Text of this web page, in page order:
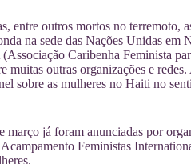
entre outros mortos no terremoto,
na sede das Nações Unidas
Caribenha Feminista
muitas outras organizações e
sobre as mulheres no Haiti no
março já foram anunciadas por
Feministas